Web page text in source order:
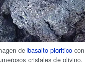
debasalto picritico con
cristales de olivino.